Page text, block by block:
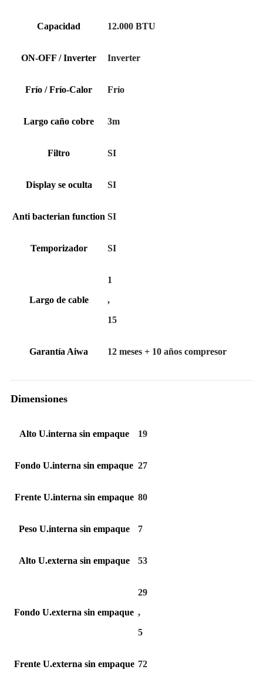
Capacidad 12.000 BTU
ON-OFF / Inverter Inverter
Frío / Frío-Calor Frío
Largo caño cobre 3m
Filtro SI
Display se oculta SI
Anti bacterian function SI
Temporizador SI
Largo de cable
1
,
15
Garantía Aiwa 12 meses + 10 años compresor
Dimensiones
Alto U.interna sin empaque 19
Fondo U.interna sin empaque 27
Frente U.interna sin empaque 80
Peso U.interna sin empaque 7
Alto U.externa sin empaque 53
Fondo U.externa sin empaque
29
,
5
Frente U.externa sin empaque 72